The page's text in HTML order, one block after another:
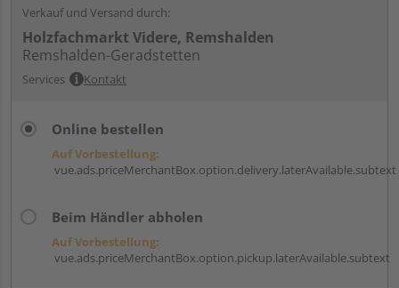
Verkauf und Versand durch:
Holzfachmarkt Videre, Remshalden
Remshalden-Geradstetten
Services Kontakt
Online bestellen
Auf Vorbestellung:
vue.ads.priceMerchantBox.option.delivery.laterAvailable.subtext
Beim Händler abholen
Auf Vorbestellung:
vue.ads.priceMerchantBox.option.pickup.laterAvailable.subtext